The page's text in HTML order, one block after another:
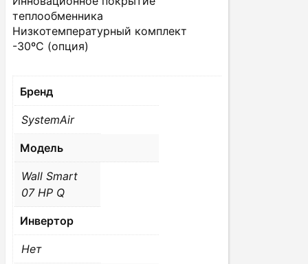
теплообменника
Низкотемпературный комплект
-30ºС (опция)
Бренд
SystemAir
Модель
Wall Smart
07 HP Q
Инвертор
Нет